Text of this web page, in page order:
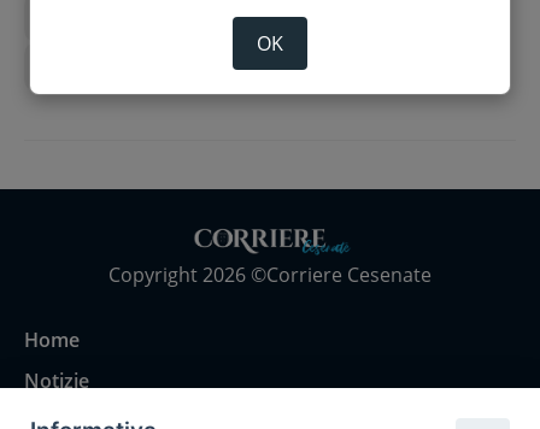
Protezione civile
Copyright 2026 ©Corriere Cesenate
Home
Notizie
Rubriche
OK